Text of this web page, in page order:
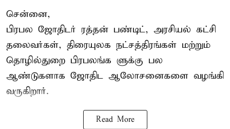
சென்னை,
பிரபல ஜோதிடர் ரத்தன் பண்டிட், அரசியல் கட்சி
தலைவர்கள், திரையுலக நட்சத்திரங்கள் மற்றும்
தொழில்துறை பிரபலங்க ளுக்கு பல
ஆண்டுகளாக ஜோதிட ஆலோசனைகளை வழங்கி
வருகிறார்.
Read More